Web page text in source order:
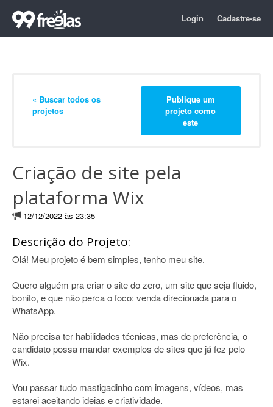
Login Cadastre-se
« Buscar todos os
projetos
Publique um
projeto como
este
Criação de site pela
plataforma Wix
12/12/2022 às 23:35
Descrição do Projeto:
Olá! Meu projeto é bem simples, tenho meu site.
Quero alguém pra criar o site do zero, um site que seja fluido,
bonito, e que não perca o foco: venda direcionada para o
WhatsApp.
Não precisa ter habilidades técnicas, mas de preferência, o
candidato possa mandar exemplos de sites que já fez pelo
Wix.
Vou passar tudo mastigadinho com imagens, vídeos, mas
estarei aceitando ideias e criatividade.